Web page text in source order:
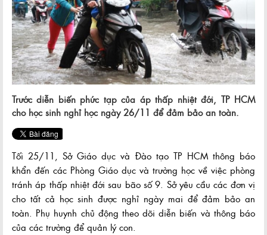
Trước diễn biến phức tạp của áp thấp nhiệt đới, TP HCM
cho học sinh nghỉ học ngày 26/11 để đảm bảo an toàn.
Tối 25/11, Sở Giáo dục và Đào tạo TP HCM thông báo
khẩn đến các Phòng Giáo dục và trường học về việc phòng
tránh áp thấp nhiệt đới sau bão số 9. Sở yêu cầu các đơn vị
cho tất cả học sinh được nghỉ ngày mai để đảm bảo an
toàn. Phụ huynh chủ động theo dõi diễn biến và thông báo
của các trường để quản lý con.